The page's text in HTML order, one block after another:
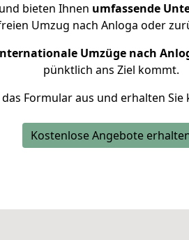
bieten Ihnen umfassende
Umzug nach Anloga oder
Umzüge nach
pünktlich ans Ziel kommt.
das Formular aus und erhalten
Kostenlose Angebote